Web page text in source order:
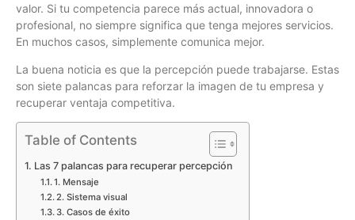
valor. Si tu competencia parece más actual, innovadora o
profesional, no siempre significa que tenga mejores servicios.
En muchos casos, simplemente comunica mejor.
La buena noticia es que la percepción puede trabajarse. Estas
son siete palancas para reforzar la imagen de tu empresa y
recuperar ventaja competitiva.
Table of Contents
Las 7 palancas para recuperar percepción
1. Mensaje
2. Sistema visual
3. Casos de éxito